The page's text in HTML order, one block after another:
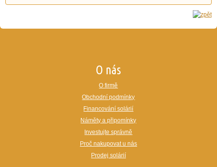
O nás
O firmě
Obchodní podmínky
Financování solárií
Náměty a připomínky
Investujte správně
Proč nakupovat u nás
Prodej solárií